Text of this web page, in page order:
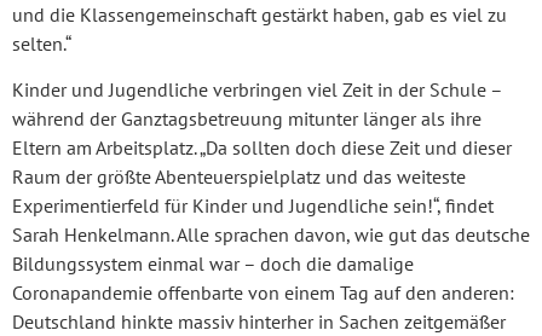
und die Klassengemeinschaft gestärkt haben, gab es viel zu
selten.“
Kinder und Jugendliche verbringen viel Zeit in der Schule –
während der Ganztagsbetreuung mitunter länger als ihre
Eltern am Arbeitsplatz. „Da sollten doch diese Zeit und dieser
Raum der größte Abenteuerspielplatz und das weiteste
Experimentierfeld für Kinder und Jugendliche sein!“, findet
Sarah Henkelmann. Alle sprachen davon, wie gut das deutsche
Bildungssystem einmal war – doch die damalige
Coronapandemie offenbarte von einem Tag auf den anderen:
Deutschland hinkte massiv hinterher in Sachen zeitgemäßer